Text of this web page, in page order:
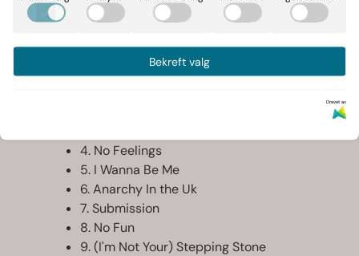
Beskrivelse av artikkelen
- 1 -
4. No Feelings
5. I Wanna Be Me
6. Anarchy In the Uk
7. Submission
8. No Fun
9. (I'm Not Your) Stepping Stone
Bekreft valg
Drevet av